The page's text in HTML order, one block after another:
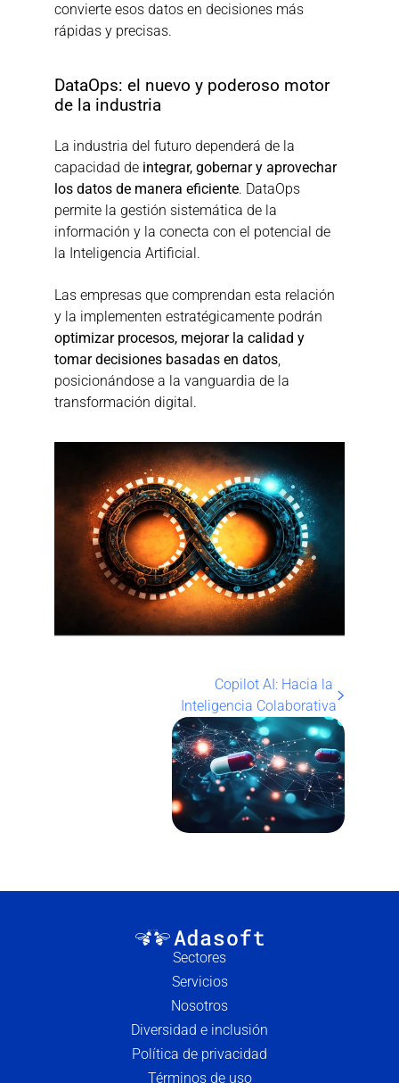
convierte esos datos en decisiones más
rápidas y precisas.
DataOps: el nuevo y poderoso motor
de la industria
La industria del futuro dependerá de la
capacidad de integrar, gobernar y aprovechar
los datos de manera eficiente. DataOps
permite la gestión sistemática de la
información y la conecta con el potencial de
la Inteligencia Artificial.
Las empresas que comprendan esta relación
optimizar procesos, mejorar la calidad y
tomar decisiones basadas en datos,
posicionándose a la vanguardia de la
transformación digital.
Copilot AI: Hacia la
Inteligencia Colaborativa
Sectores
Servicios
Nosotros
Diversidad e inclusión
Política de privacidad
Términos de uso